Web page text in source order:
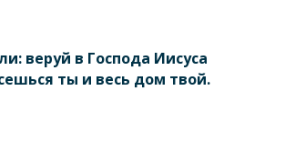
веруй в Господа Иисуса
ты и весь дом твой.